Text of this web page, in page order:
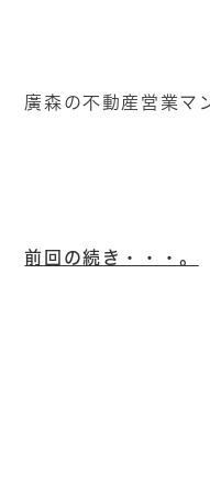
廣森の不動産営業マ
前回の続き・・・。